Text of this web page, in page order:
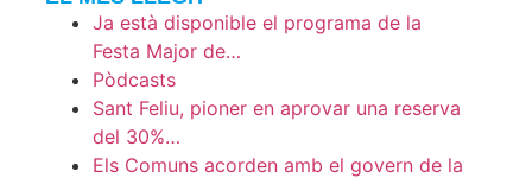
Ja està disponible el programa de la
Festa Major de…
Pòdcasts
Sant Feliu, pioner en aprovar una reserva
del 30%…
Els Comuns acorden amb el govern de la